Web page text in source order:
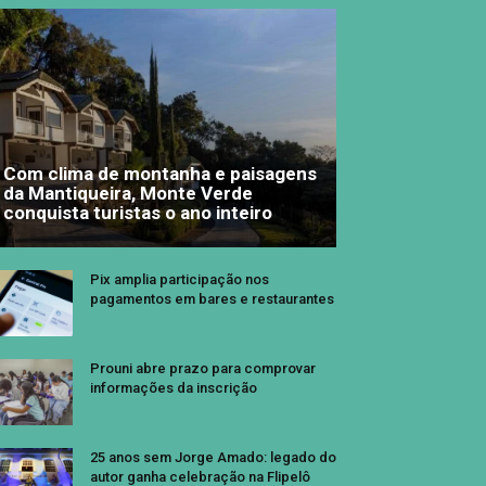
Com clima de montanha e paisagens
da Mantiqueira, Monte Verde
conquista turistas o ano inteiro
Pix amplia participação nos
pagamentos em bares e restaurantes
Prouni abre prazo para comprovar
informações da inscrição
25 anos sem Jorge Amado: legado do
autor ganha celebração na Flipelô